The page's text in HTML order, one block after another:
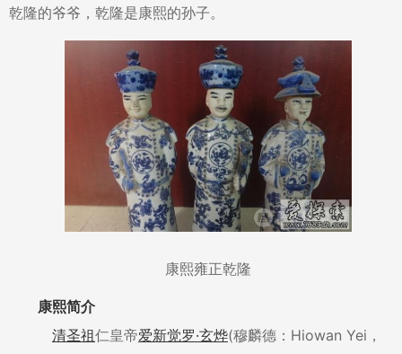
乾隆的爷爷，乾隆是康熙的孙子。
康熙雍正乾隆
康熙简介
清圣祖仁皇帝爱新觉罗·玄烨(穆麟德：Hiowan Yei，